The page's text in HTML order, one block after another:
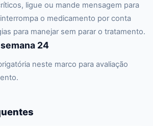
ligue ou mande mensagem para
o medicamento por conta
para manejar sem parar o tratamento.
24
neste marco para avaliação